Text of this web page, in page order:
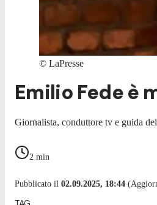
© LaPresse
Emilio Fede è
Giornalista, conduttore tv e guida
2 min
Pubblicato il 02.09.2025, 18:44